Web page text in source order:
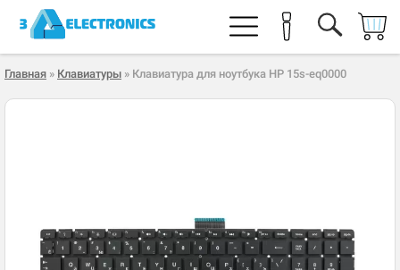
Главная » Клавиатуры » Клавиатура для ноутбука HP 15s-eq0000